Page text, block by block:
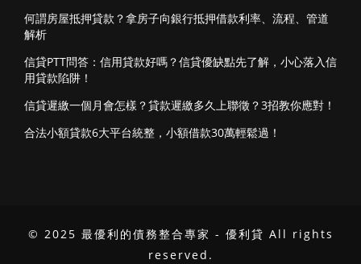
何謂房屋抵押貸款？拿房子向銀行抵押借款利率、流程、管道
解析
信貸PTT問答：信用貸款好嗎？信貸優缺點先了解，小心落入信
用貸款陷阱！
信貸遲繳一個月會怎樣？貸款遲繳多久上聯徵？3招教你應對！
合法小額貸款6大平台統整，小額借款30萬輕鬆過！
© 2025 最優利的債務整合專家 - 優利貸 All rights
reserved.